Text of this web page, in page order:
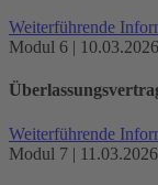
Weiterführende
Modul 6 |
Weiterführende
Modul 7 |